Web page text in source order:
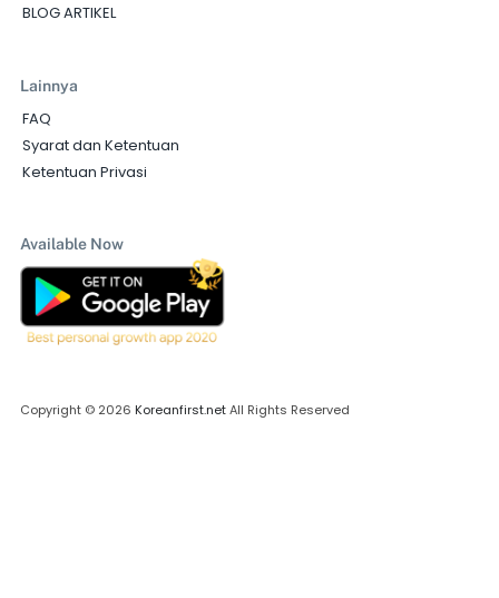
BLOG ARTIKEL
Lainnya
FAQ
Syarat dan Ketentuan
Ketentuan Privasi
Available Now
Copyright © 2026 Koreanfirst.netAll Rights Reserved